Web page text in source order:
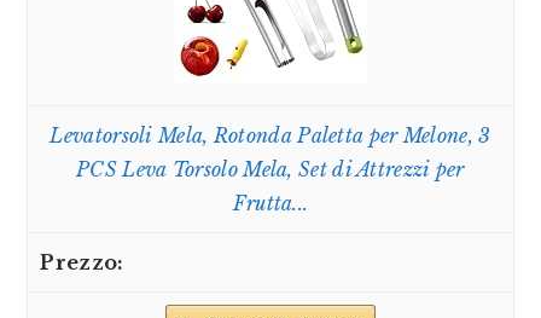
Levatorsoli Mela, Rotonda Paletta per Melone, 3
PCS Leva Torsolo Mela, Set di Attrezzi per
Frutta...